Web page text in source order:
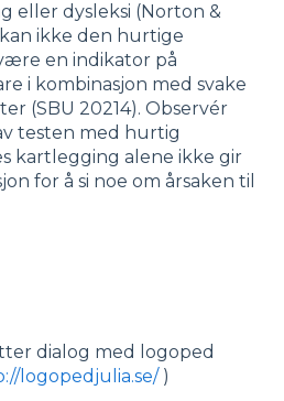
eller dysleksi (Norton &
ikke den hurtige
en indikator på
i kombinasjon med svake
(SBU 20214). Observér
testen med hurtig
kartlegging alene ikke gir
for å si noe om årsaken til
dialog med logoped
logopedjulia.se/)